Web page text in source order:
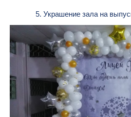
5. Украшение зала на